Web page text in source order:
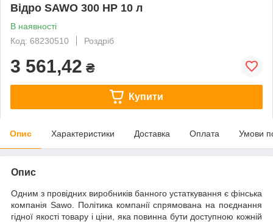
Відро SAWO 300 HP 10 л
В наявності
Код: 68230510
Роздріб
3 561,42 ₴
Купити
Опис Характеристики Доставка Оплата Умови
Опис
Одним з провідних виробників банного устаткування є фінська
компанія Sawo. Політика компанії спрямована на поєднання
гідної якості товару і ціни, яка повинна бути доступною кожній